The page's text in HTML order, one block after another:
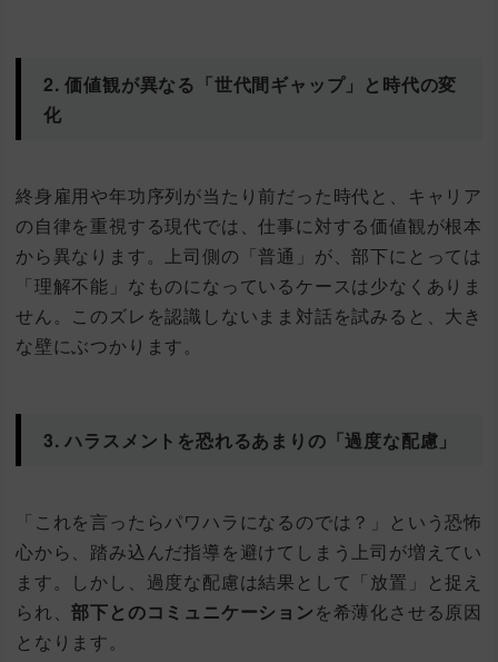
2. 価値観が異なる「世代間ギャップ」と時代の変
化
終身雇用や年功序列が当たり前だった時代と、キャリア
の自律を重視する現代では、仕事に対する価値観が根本
から異なります。上司側の「普通」が、部下にとっては
「理解不能」なものになっているケースは少なくありま
せん。このズレを認識しないまま対話を試みると、大き
な壁にぶつかります。
3. ハラスメントを恐れるあまりの「過度な配慮」
「これを言ったらパワハラになるのでは？」という恐怖
心から、踏み込んだ指導を避けてしまう上司が増えてい
ます。しかし、過度な配慮は結果として「放置」と捉え
られ、部下とのコミュニケーションを希薄化させる原因
となります。